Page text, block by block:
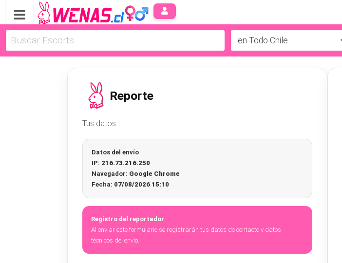
Reporte
Tus datos
Datos del envío
IP: 216.73.216.250
Navegador: Google Chrome
Fecha: 07/08/2026 15:10
Registro del reportador
Al enviar este formulario se registrarán tus datos de contacto y datos
técnicos del envío.